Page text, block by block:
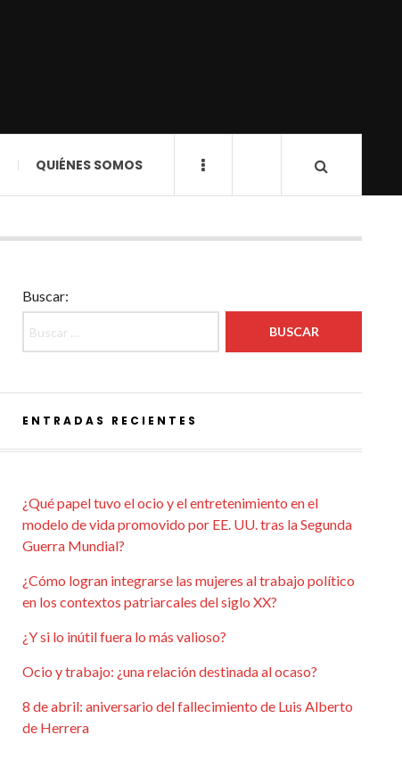
QUIÉNES SOMOS
Buscar:
ENTRADAS RECIENTES
¿Qué papel tuvo el ocio y el entretenimiento en el
modelo de vida promovido por EE. UU. tras la Segunda
Guerra Mundial?
¿Cómo logran integrarse las mujeres al trabajo político
en los contextos patriarcales del siglo XX?
¿Y si lo inútil fuera lo más valioso?
Ocio y trabajo: ¿una relación destinada al ocaso?
8 de abril: aniversario del fallecimiento de Luis Alberto
de Herrera